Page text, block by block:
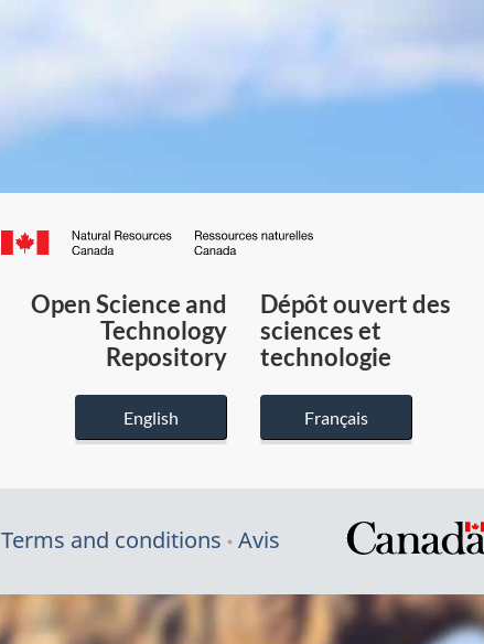
Canada.ca
du
Canada
Open Science and
Technology
Repository
English
Dépôt ouvert des
sciences et
technologie
Français
Terms and conditions Avis